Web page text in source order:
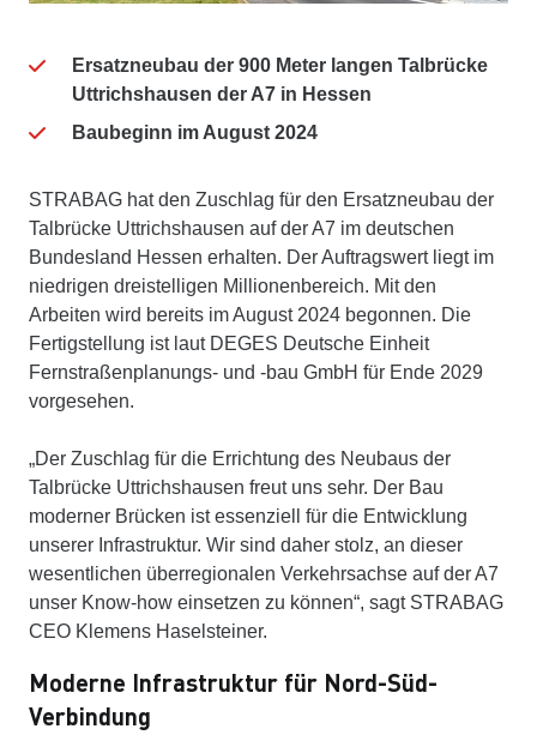
Ersatzneubau der 900 Meter langen Talbrücke
Uttrichshausen der A7 in Hessen
Baubeginn im August 2024
STRABAG hat den Zuschlag für den Ersatzneubau der
Talbrücke Uttrichshausen auf der A7 im deutschen
Bundesland Hessen erhalten. Der Auftragswert liegt im
niedrigen dreistelligen Millionenbereich. Mit den
Arbeiten wird bereits im August 2024 begonnen. Die
Fertigstellung ist laut DEGES Deutsche Einheit
Fernstraßenplanungs- und -bau GmbH für Ende 2029
vorgesehen.
„Der Zuschlag für die Errichtung des Neubaus der
Talbrücke Uttrichshausen freut uns sehr. Der Bau
moderner Brücken ist essenziell für die Entwicklung
unserer Infrastruktur. Wir sind daher stolz, an dieser
wesentlichen überregionalen Verkehrsachse auf der A7
unser Know-how einsetzen zu können“, sagt STRABAG
CEO Klemens Haselsteiner.
Moderne Infrastruktur für Nord-Süd-
Verbindung